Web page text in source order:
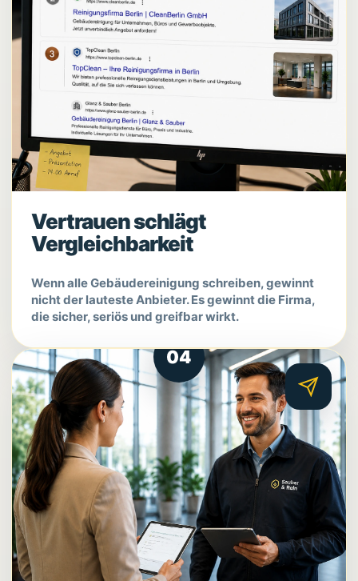
Vertrauen schlägt
Vergleichbarkeit
Wenn alle Gebäudereinigung schreiben, gewinnt
nicht der lauteste Anbieter. Es gewinnt die Firma,
die sicher, seriös und greifbar wirkt.
04